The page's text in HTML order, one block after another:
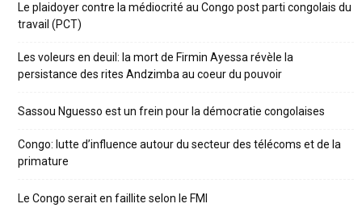
Le plaidoyer contre la médiocrité au Congo post parti congolais du
travail (PCT)
Les voleurs en deuil: la mort de Firmin Ayessa révèle la
persistance des rites Andzimba au coeur du pouvoir
Sassou Nguesso est un frein pour la démocratie congolaises
Congo: lutte d’influence autour du secteur des télécoms et de la
primature
Le Congo serait en faillite selon le FMI